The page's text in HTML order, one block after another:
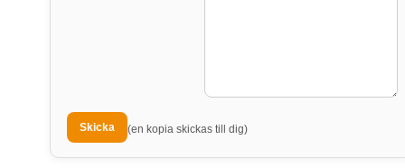
(en kopia skickas till dig)